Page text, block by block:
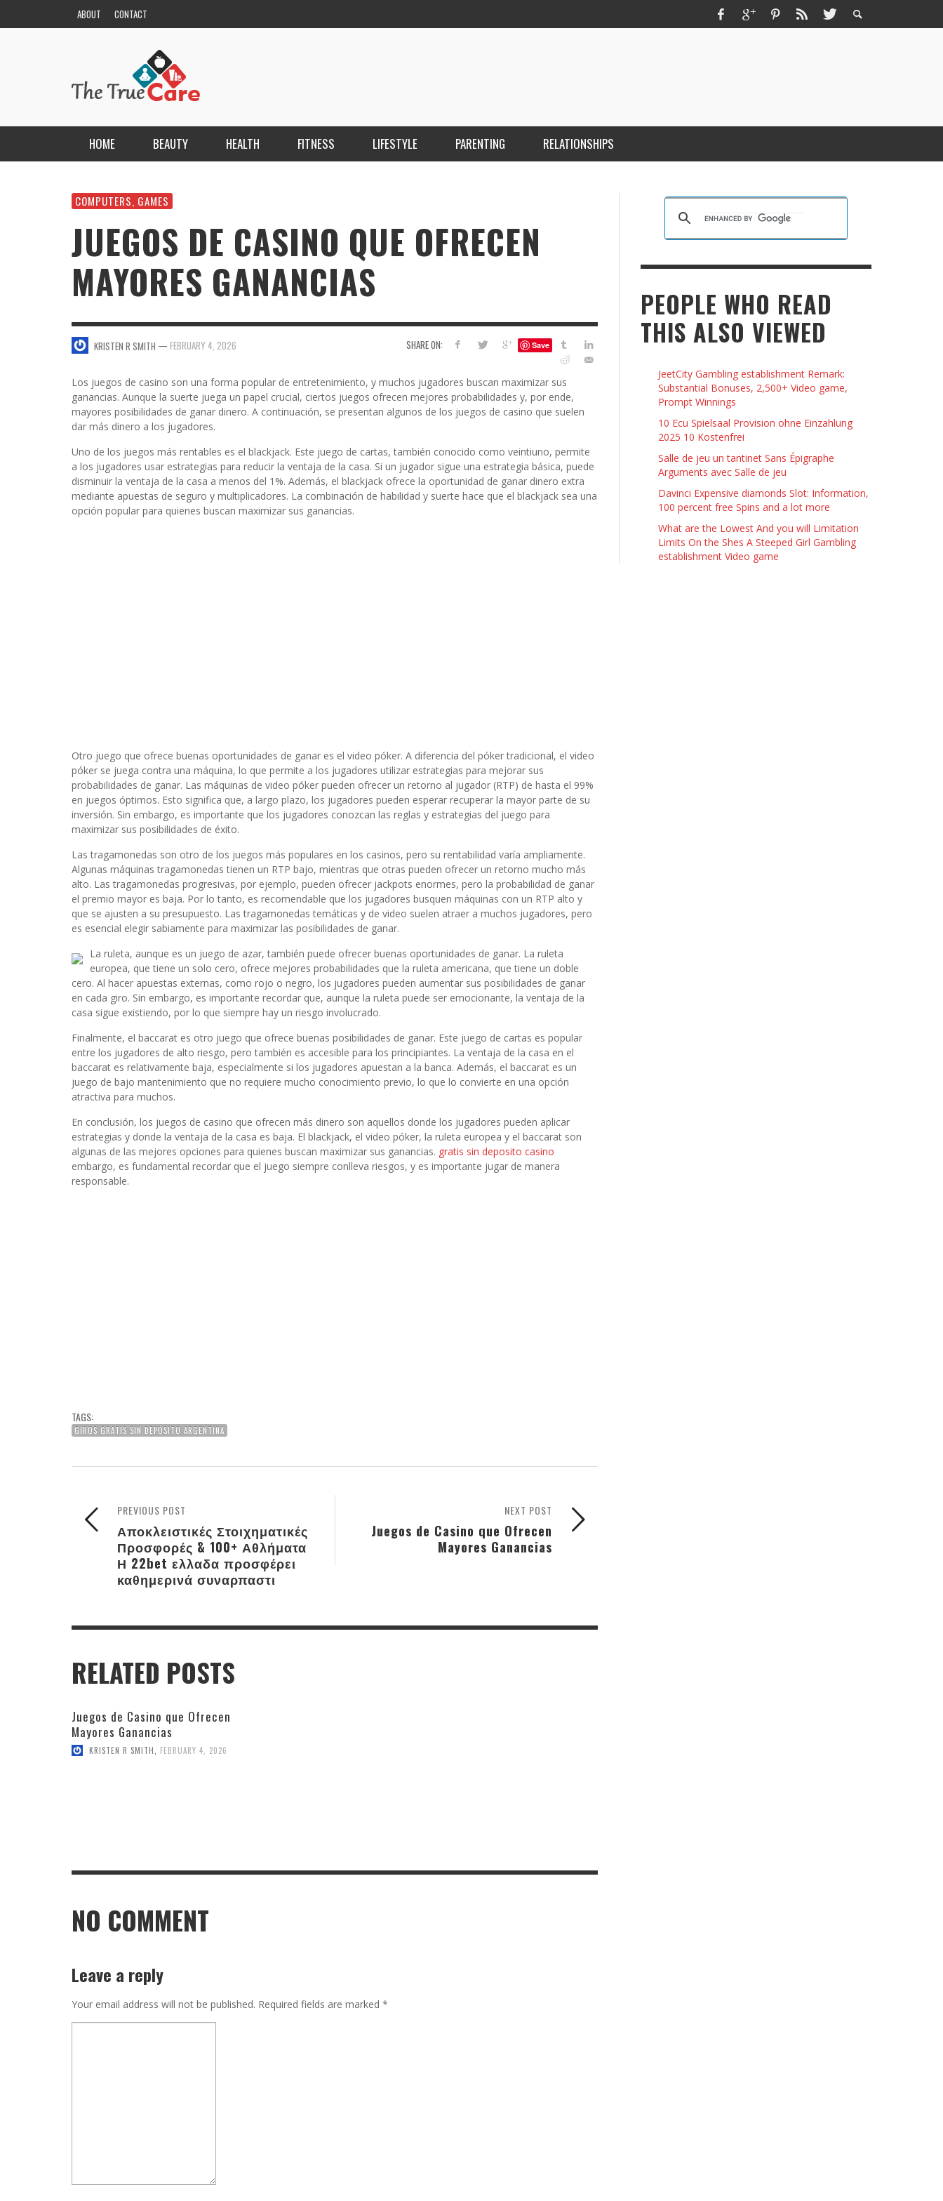
ABOUT CONTACT
HOME BEAUTY
NAILS
SKIN
5 WAYS TO SMOOTH OUT
FOREHEAD LINES
KRISTEN R SMITH, AUGUST 11, 2014 FOILING YOUR PIGMENTS
LEARN TO CREATE YOUR OWN NAIL
POLISH USING
EYESHADOW/PIGMENT
HEALTH FITNESS LIFESTYLE
ESCORT PORTALI
KRISTEN R SMITH , MARCH 14, 2026
PARENTING
4 HARMFUL EFFECTS OF TEENAGE DRINKING
AND ALCOHOL ABUSE
JASON ANDERSON, JANUARY 20, 2014
JANUARY 3, 2014
RELATIONSHIPS
SWEET VALENTINE’S DAY DESSERTS
VALENTINE’S DAY
JASON ANDERSON, JANUARY 16, 2014
6 THINGS TO DO WITH YOUR BOYFRIEND AT
KRISTEN R SMITH, JANUARY 16, 2014
COMPUTERS, GAMES
JUEGOS DE CASINO QUE OFRECEN
MAYORES GANANCIAS
SHARE ON: Save
KRISTEN R SMITH — FEBRUARY 4, 2026
Los juegos de casino son una forma popular de entretenimiento, y muchos jugadores buscan maximizar sus
ganancias. Aunque la suerte juega un papel crucial, ciertos juegos ofrecen mejores probabilidades y, por ende,
mayores posibilidades de ganar dinero. A continuación, se presentan algunos de los juegos de casino que suelen
dar más dinero a los jugadores.
Uno de los juegos más rentables es el blackjack. Este juego de cartas, también conocido como veintiuno, permite
a los jugadores usar estrategias para reducir la ventaja de la casa. Si un jugador sigue una estrategia básica, puede
disminuir la ventaja de la casa a menos del 1%. Además, el blackjack ofrece la oportunidad de ganar dinero extra
mediante apuestas de seguro y multiplicadores. La combinación de habilidad y suerte hace que el blackjack sea una
opción popular para quienes buscan maximizar sus ganancias.
Otro juego que ofrece buenas oportunidades de ganar es el video póker. A diferencia del póker tradicional, el video
póker se juega contra una máquina, lo que permite a los jugadores utilizar estrategias para mejorar sus
probabilidades de ganar. Las máquinas de video póker pueden ofrecer un retorno al jugador (RTP) de hasta el 99%
en juegos óptimos. Esto significa que, a largo plazo, los jugadores pueden esperar recuperar la mayor parte de su
inversión. Sin embargo, es importante que los jugadores conozcan las reglas y estrategias del juego para
maximizar sus posibilidades de éxito.
Las tragamonedas son otro de los juegos más populares en los casinos, pero su rentabilidad varía ampliamente.
Algunas máquinas tragamonedas tienen un RTP bajo, mientras que otras pueden ofrecer un retorno mucho más
alto. Las tragamonedas progresivas, por ejemplo, pueden ofrecer jackpots enormes, pero la probabilidad de ganar
el premio mayor es baja. Por lo tanto, es recomendable que los jugadores busquen máquinas con un RTP alto y
que se ajusten a su presupuesto. Las tragamonedas temáticas y de video suelen atraer a muchos jugadores, pero
es esencial elegir sabiamente para maximizar las posibilidades de ganar.
La ruleta, aunque es un juego de azar, también puede ofrecer buenas oportunidades de ganar. La ruleta
europea, que tiene un solo cero, ofrece mejores probabilidades que la ruleta americana, que tiene un doble
cero. Al hacer apuestas externas, como rojo o negro, los jugadores pueden aumentar sus posibilidades de ganar
en cada giro. Sin embargo, es importante recordar que, aunque la ruleta puede ser emocionante, la ventaja de la
casa sigue existiendo, por lo que siempre hay un riesgo involucrado.
Finalmente, el baccarat es otro juego que ofrece buenas posibilidades de ganar. Este juego de cartas es popular
entre los jugadores de alto riesgo, pero también es accesible para los principiantes. La ventaja de la casa en el
baccarat es relativamente baja, especialmente si los jugadores apuestan a la banca. Además, el baccarat es un
juego de bajo mantenimiento que no requiere mucho conocimiento previo, lo que lo convierte en una opción
atractiva para muchos.
En conclusión, los juegos de casino que ofrecen más dinero son aquellos donde los jugadores pueden aplicar
estrategias y donde la ventaja de la casa es baja. El blackjack, el video póker, la ruleta europea y el baccarat son
algunas de las mejores opciones para quienes buscan maximizar sus ganancias. gratis sin deposito casino
embargo, es fundamental recordar que el juego siempre conlleva riesgos, y es importante jugar de manera
responsable.
TAGS:
GIROS GRATIS SIN DEPÓSITO ARGENTINA
NEXT POST
Juegos de Casino que Ofrecen
Mayores Ganancias
PREVIOUS POST
Αποκλειστικές Στοιχηματικές
Προσφορές & 100+ Αθλήματα
Η 22bet ελλαδα προσφέρει
καθημερινά συναρπαστι
RELATED POSTS
Juegos de Casino que Ofrecen
Mayores Ganancias
KRISTEN R SMITH FEBRUARY 4, 2026
NO COMMENT
Leave a reply
Your email address will not be published. Required fields are marked *
PEOPLE WHO READ
THIS ALSO VIEWED
JeetCity Gambling establishment Remark:
Substantial Bonuses, 2,500+ Video game,
Prompt Winnings
10 Ecu Spielsaal Provision ohne Einzahlung
2025 10 Kostenfrei
Salle de jeu un tantinet Sans Épigraphe
Arguments avec Salle de jeu
Davinci Expensive diamonds Slot: Information,
100 percent free Spins and a lot more
What are the Lowest And you will Limitation
Limits On the Shes A Steeped Girl Gambling
establishment Video game